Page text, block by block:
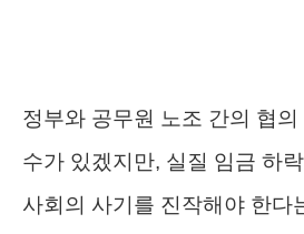
정부와 공무원 노조 간의 협
수가 있겠지만, 실질 임금 하
사회의 사기를 진작해야 한다